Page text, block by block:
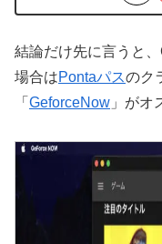
結論だけ先に言うと
場合はPontaパスのク
「 GeforceNow 」がオ